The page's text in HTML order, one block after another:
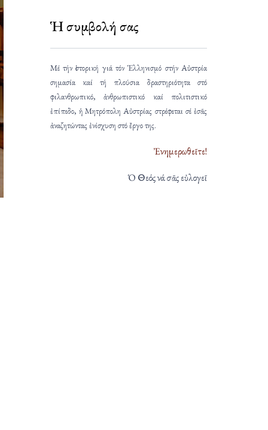
Ἡ συμβολή σας
Μέ τήν ἱστορική γιά τόν Ἑλληνισμό στήν Αὐστρία
σημασία καί τή πλούσια δραστηριότητα στό
φιλανθρωπικό, ἀνθρωπιστικό καί πολιτιστικό
ἐπίπεδο, ἡ Μητρόπολη Αὐστρίας στρέφεται σέ ἐσᾶς
ἀναζητώντας ἐνίσχυση στό ἔργο της.
Ἐνημερωθεῖτε!
Ὁ Θεός νά σᾶς εὐλογεῖ